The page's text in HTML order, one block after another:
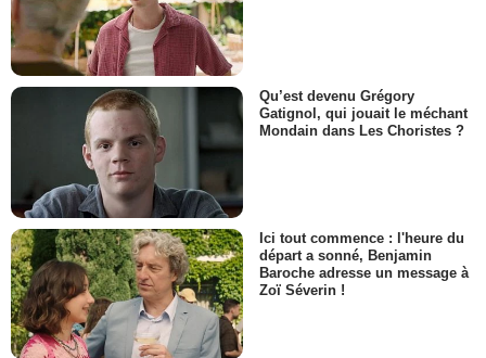
Qu’est devenu Grégory
Gatignol, qui jouait le méchant
Mondain dans Les Choristes ?
Ici tout commence : l'heure du
départ a sonné, Benjamin
Baroche adresse un message à
Zoï Séverin !